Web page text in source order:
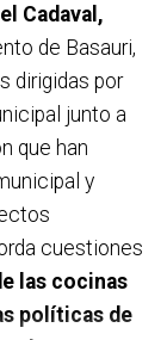
Cadaval,
de Basauri,
dirigidas por
junto a
que han
y
cuestiones
las cocinas
políticas de